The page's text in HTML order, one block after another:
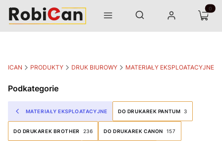
Menu Otwórz wyszukiwarkę
Szukaj Zaloguj się Koszyk
PRODUKTY DRUK BIUROWY MATERIAŁY EKSPLOATACYJNE
Podkategorie
MATERIAŁY EKSPLOATACYJNE DO DRUKAREK PANTUM 3
DO DRUKAREK BROTHER 236 DO DRUKAREK CANON 157